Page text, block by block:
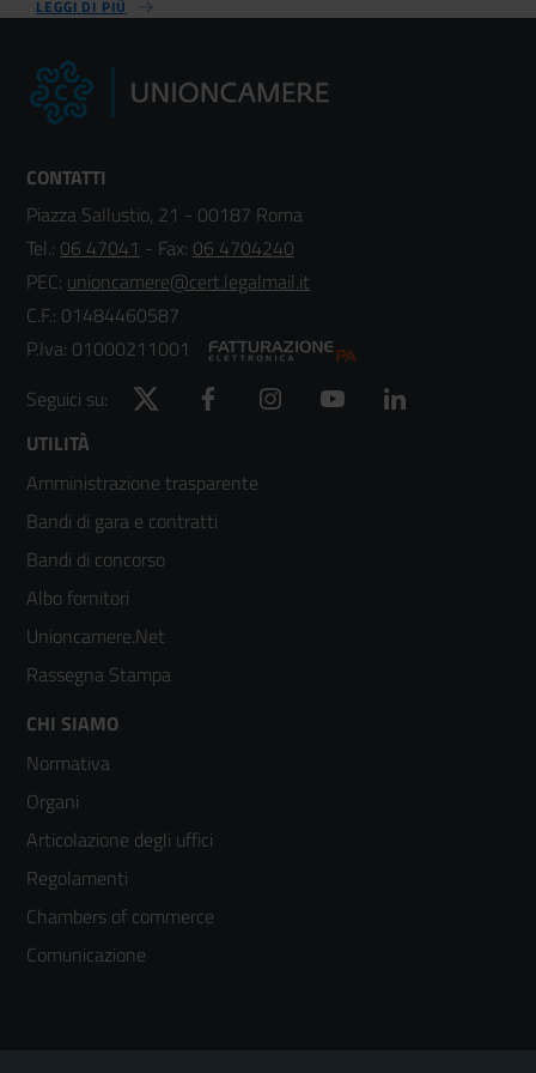
LEGGI DI PIÙ
CONTATTI
Piazza Sallustio, 21 - 00187 Roma
Tel.: 06 47041 - Fax: 06 4704240
PEC: unioncamere@cert.legalmail.it
C.F.: 01484460587
P.Iva: 01000211001
Seguici su:
Twitter Facebook Instagram YouTube
Footer
menù
colonna
2
UTILITÀ
Amministrazione trasparente
Bandi di gara e contratti
Bandi di concorso
Albo fornitori
Unioncamere.Net
Rassegna Stampa
Footer
menù
colonna
3
CHI SIAMO
Normativa
Organi
Articolazione degli uffici
Regolamenti
Chambers of commerce
Comunicazione